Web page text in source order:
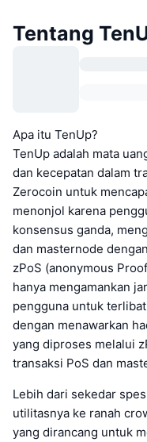
Tentang
Apa itu TenUp?
TenUp adalah mata
dan kecepatan dalam
Zerocoin untuk
menonjol karena
konsensus ganda,
dan masternode
zPoS (anonymous
hanya mengamankan
pengguna untuk
dengan menawarkan
yang diproses melalui
transaksi PoS dan
Lebih dari sekedar
utilitasnya ke ranah
yang dirancang untuk